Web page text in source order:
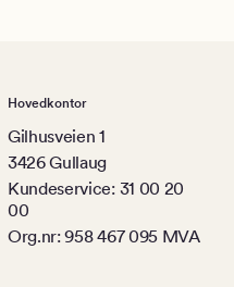
Hovedkontor
Gilhusveien 1
3426 Gullaug
Kundeservice: 31 00 20
00
Org.nr: 958 467 095 MVA